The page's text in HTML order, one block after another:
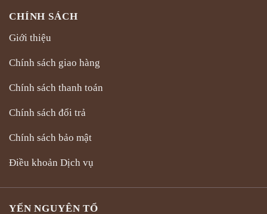
CHÍNH SÁCH
Giới thiệu
Chính sách giao hàng
Chính sách thanh toán
Chính sách đổi trả
Chính sách bảo mật
Điều khoản Dịch vụ
YẾN NGUYÊN TỔ